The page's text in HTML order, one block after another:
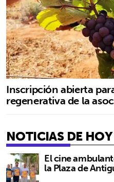
Inscripción abierta
regenerativa de la
NOTICIAS DE HOY
El cine
la Plaza de